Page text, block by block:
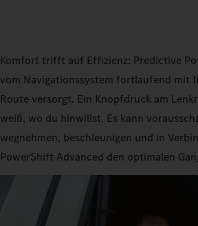
Komfort trifft auf Effizienz: Predictive
vom Navigationssystem fortlaufend mit
Route versorgt. Ein Knopfdruck am
weiß, wo du hinwillst. Es kann
wegnehmen, beschleunigen und in
PowerShift Advanced den optimalen